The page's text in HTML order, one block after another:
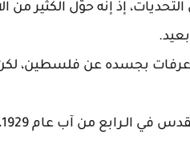
إذ إنه حوّل الكثير من
بجسده عن فلسطين، لكن